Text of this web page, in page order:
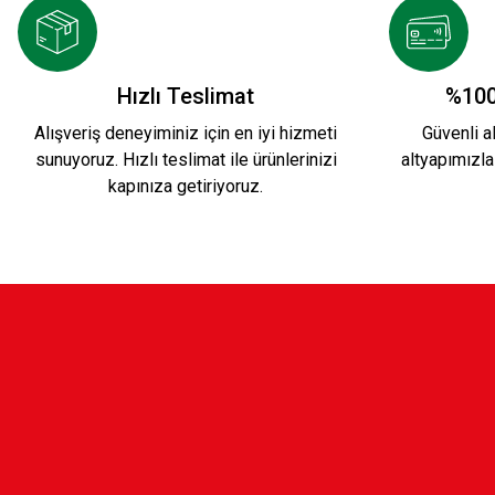
Hızlı Teslimat
Alışveriş deneyiminiz için en iyi hizmeti
sunuyoruz. Hızlı teslimat ile ürünlerinizi
kapınıza getiriyoruz.
Güvenli